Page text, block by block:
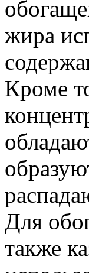
жира
Кроме
Для
также